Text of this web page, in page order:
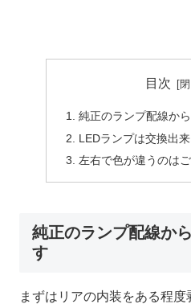
目次
純正のランプ配線か
LEDランプは交換出
左右で色が違うのは
純正のランプ配線か
す
まずはリアの内装をある程